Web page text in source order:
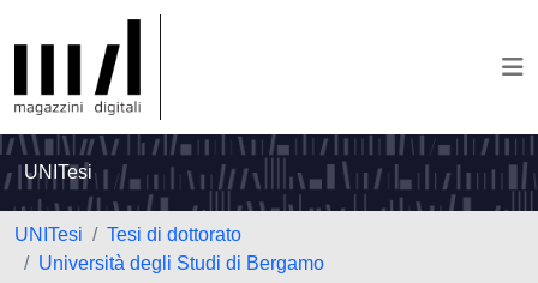
UNITesi
UNITesi
Tesi di dottorato
Università degli Studi di Bergamo